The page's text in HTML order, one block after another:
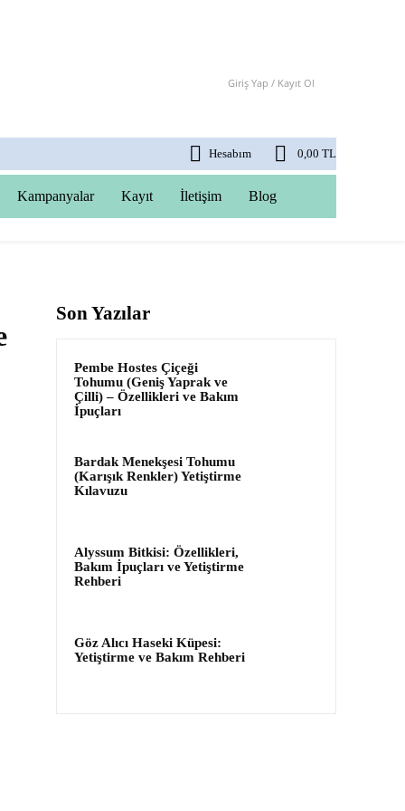
Giriş Yap / Kayıt Ol
Hesabım 0,00 TL
Kampanyalar Kayıt İletişim Blog
Son Yazılar
Pembe Hostes Çiçeği
Tohumu (Geniş Yaprak ve
Çilli) – Özellikleri ve Bakım
İpuçları
Bardak Menekşesi Tohumu
(Karışık Renkler) Yetiştirme
Kılavuzu
Alyssum Bitkisi: Özellikleri,
Bakım İpuçları ve Yetiştirme
Rehberi
Göz Alıcı Haseki Küpesi:
Yetiştirme ve Bakım Rehberi